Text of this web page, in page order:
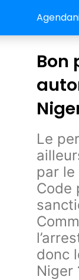
Bon
Le
par le
Code
donc
Niger